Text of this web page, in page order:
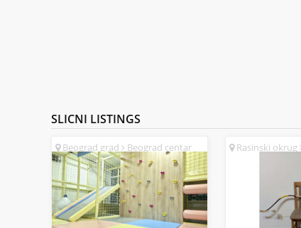
SLICNI LISTINGS
Beograd grad Beograd centar
(SR)
Rasinski okrug